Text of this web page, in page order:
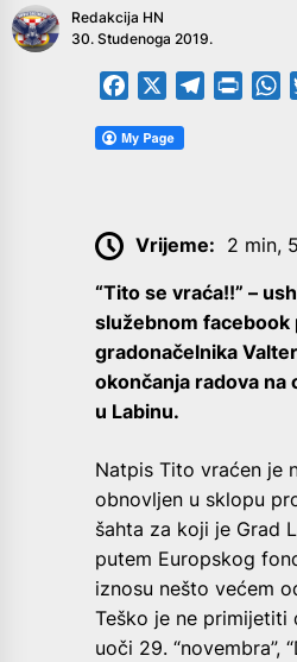
Redakcija HN
30. Studenoga 2019.
Facebook Telegram
Vrijeme: 2 min,
“Tito se vraća!!” –
služebnom
gradonačelnika
okončanja radova na
u Labinu.
Natpis Tito vraćen je
obnovljen u sklopu
šahta za koji je Grad
putem Europskog
iznosu nešto većem
Teško je ne primijetiti
uoči 29. “novembra”,